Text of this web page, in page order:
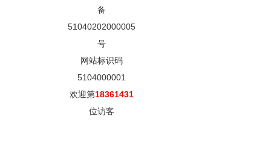
备
51040202000005
号
网站标识码
5104000001
欢迎第18361431
位访客